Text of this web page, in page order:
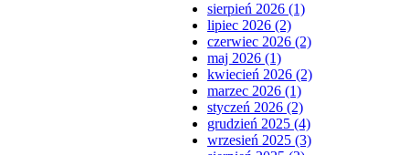
sierpień 2026 (1)
lipiec 2026 (2)
czerwiec 2026 (2)
maj 2026 (1)
kwiecień 2026 (2)
marzec 2026 (1)
styczeń 2026 (2)
grudzień 2025 (4)
wrzesień 2025 (3)